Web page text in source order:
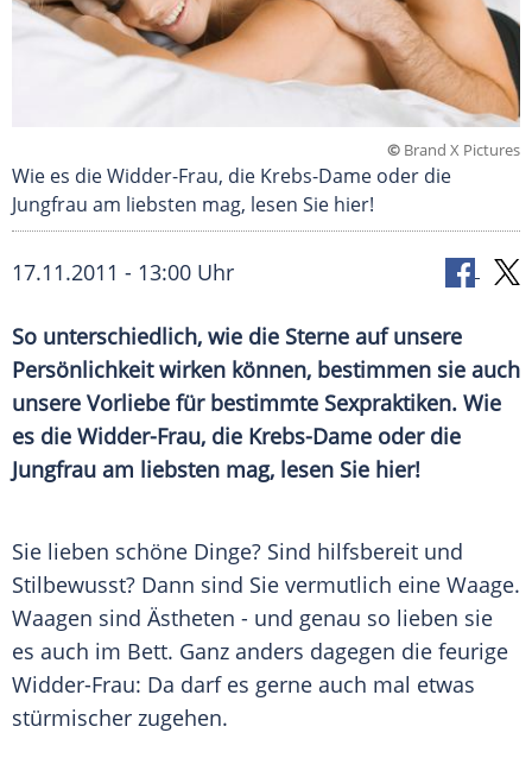
© Brand X Pictures
Wie es die Widder-Frau, die Krebs-Dame oder die
Jungfrau am liebsten mag, lesen Sie hier!
17.11.2011 - 13:00 Uhr
So unterschiedlich, wie die Sterne auf unsere
Persönlichkeit wirken können, bestimmen sie auch
unsere Vorliebe für bestimmte Sexpraktiken. Wie
es die Widder-Frau, die Krebs-Dame oder die
Jungfrau am liebsten mag, lesen Sie hier!
Sie lieben schöne Dinge? Sind hilfsbereit und
Stilbewusst? Dann sind Sie vermutlich eine Waage.
Waagen sind Ästheten - und genau so lieben sie
es auch im Bett. Ganz anders dagegen die feurige
Widder-Frau: Da darf es gerne auch mal etwas
stürmischer zugehen.